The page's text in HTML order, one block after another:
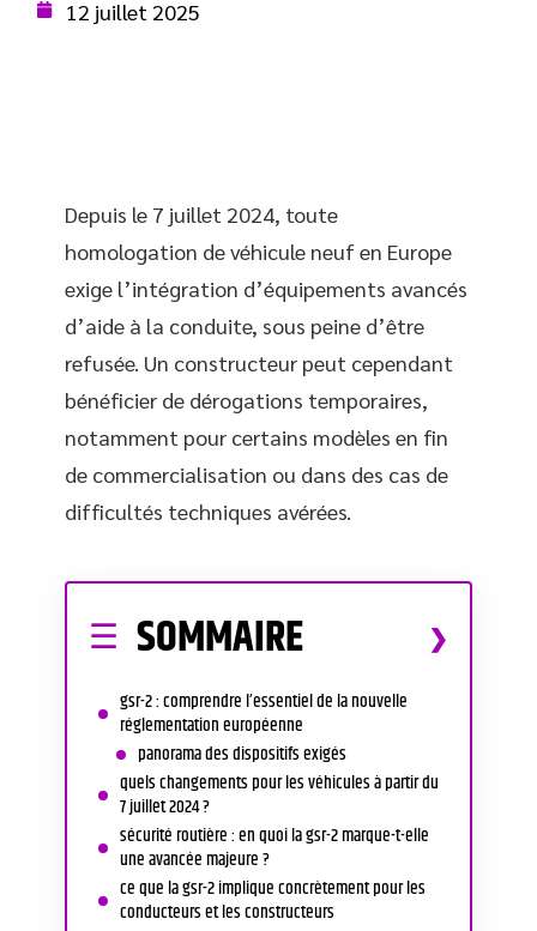
12 juillet 2025
Depuis le 7 juillet 2024, toute
homologation de véhicule neuf en Europe
exige l’intégration d’équipements avancés
d’aide à la conduite, sous peine d’être
refusée. Un constructeur peut cependant
bénéficier de dérogations temporaires,
notamment pour certains modèles en fin
de commercialisation ou dans des cas de
difficultés techniques avérées.
SOMMAIRE
gsr-2 : comprendre l’essentiel de la nouvelle
réglementation européenne
panorama des dispositifs exigés
quels changements pour les véhicules à partir du
7 juillet 2024 ?
sécurité routière : en quoi la gsr-2 marque-t-elle
une avancée majeure ?
ce que la gsr-2 implique concrètement pour les
conducteurs et les constructeurs